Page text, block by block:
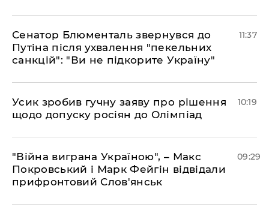
Сенатор Блюменталь звернувся до
Путіна після ухвалення "пекельних
санкцій": "Ви не підкорите Україну"
11:37
Усик зробив гучну заяву про рішення
щодо допуску росіян до Олімпіад
10:19
"Війна виграна Україною", – Макс
Покровський і Марк Фейгін відвідали
прифронтовий Слов'янськ
09:29